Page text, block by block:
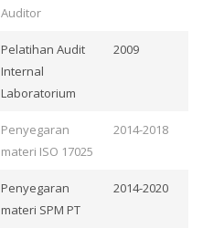
Auditor
Pelatihan Audit
Internal
Laboratorium
2009
Penyegaran
materi ISO 17025
2014-2018
Penyegaran
materi SPM PT
2014-2020